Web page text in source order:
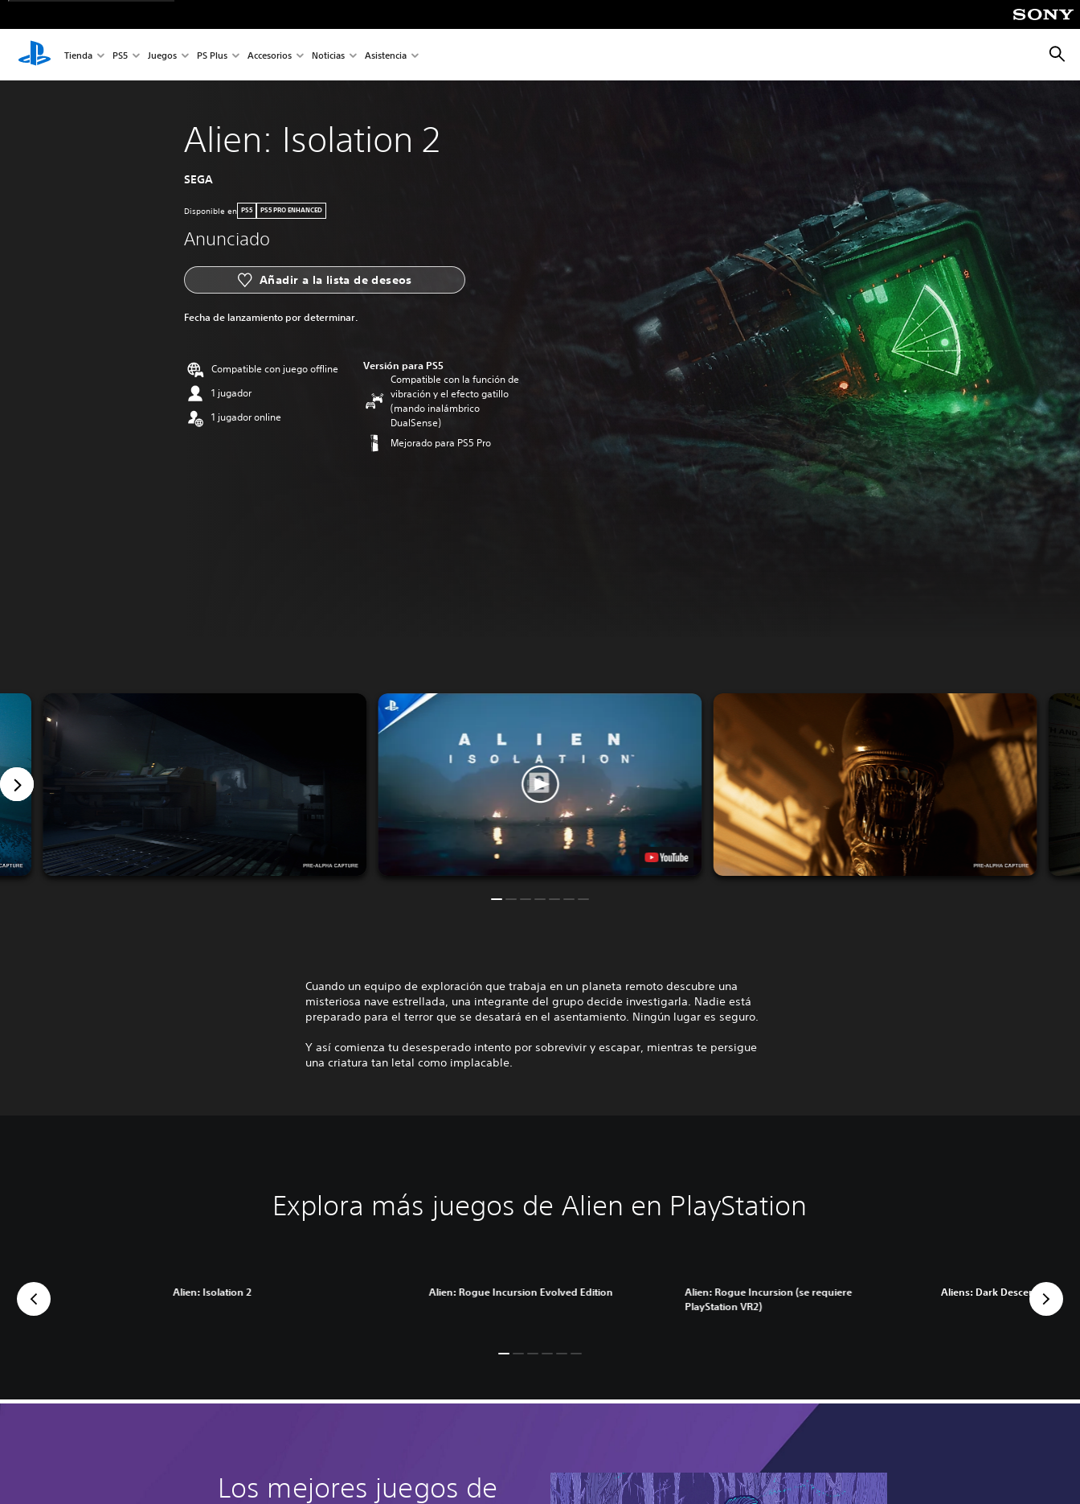
Tienda PS5 Juegos PS Plus Accesorios Noticias Asistencia
Alien: Isolation 2
SEGA
Disponible en PS5 PS5 PRO ENHANCED
Anunciado
Añadir a la lista de deseos
Fecha de lanzamiento por determinar.
Compatible con juego offline
1 jugador
1 jugador online
Versión para PS5
Compatible con la función de
vibración y el efecto gatillo
(mando inalámbrico
DualSense)
Mejorado para PS5 Pro
Cuando un equipo de exploración que trabaja en un planeta remoto descubre una
misteriosa nave estrellada, una integrante del grupo decide investigarla. Nadie está
preparado para el terror que se desatará en el asentamiento. Ningún lugar es seguro.
Y así comienza tu desesperado intento por sobrevivir y escapar, mientras te persigue
una criatura tan letal como implacable.
Explora más juegos de Alien en PlayStation
Alien: Rogue Incursion Evolved Edition
Alien: Rogue Incursion (se requiere
PlayStation VR2)
Aliens: Dark Descent
Alien: Isolation 2
Los mejores juegos de